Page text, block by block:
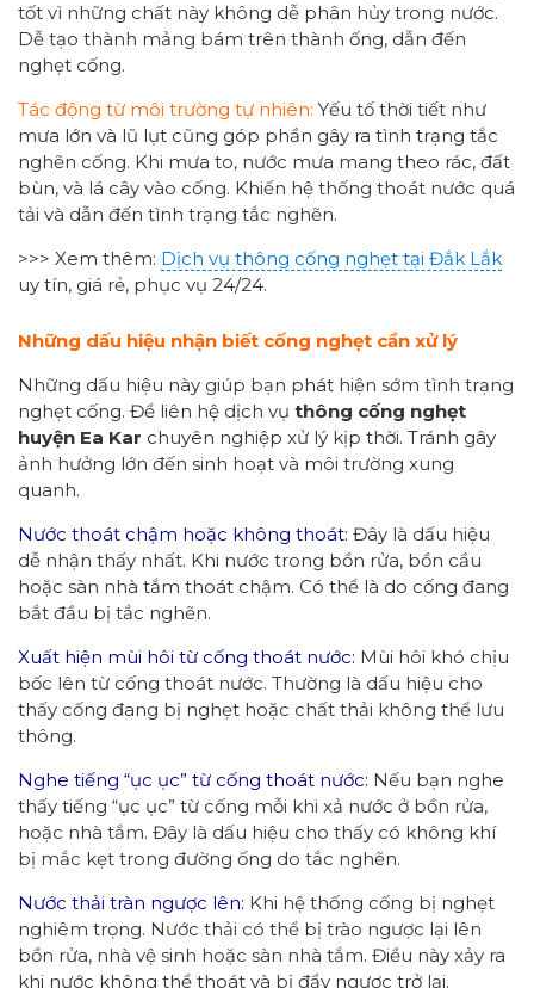
tốt vì những chất này không dễ phân hủy trong nước.
Dễ tạo thành mảng bám trên thành ống, dẫn đến
nghẹt cống.
Tác động từ môi trường tự nhiên: Yếu tố thời tiết như
mưa lớn và lũ lụt cũng góp phần gây ra tình trạng tắc
nghẽn cống. Khi mưa to, nước mưa mang theo rác, đất
bùn, và lá cây vào cống. Khiến hệ thống thoát nước quá
tải và dẫn đến tình trạng tắc nghẽn.
>>> Xem thêm: Dịch vụ thông cống nghẹt tại Đắk Lắk
uy tín, giá rẻ, phục vụ 24/24.
Những dấu hiệu nhận biết cống nghẹt cần xử lý
Những dấu hiệu này giúp bạn phát hiện sớm tình trạng
nghẹt cống. Để liên hệ dịch vụ thông cống nghẹt
huyện Ea Kar chuyên nghiệp xử lý kịp thời. Tránh gây
ảnh hưởng lớn đến sinh hoạt và môi trường xung
quanh.
Nước thoát chậm hoặc không thoát: Đây là dấu hiệu
dễ nhận thấy nhất. Khi nước trong bồn rửa, bồn cầu
hoặc sàn nhà tắm thoát chậm. Có thể là do cống đang
bắt đầu bị tắc nghẽn.
Xuất hiện mùi hôi từ cống thoát nước: Mùi hôi khó chịu
bốc lên từ cống thoát nước. Thường là dấu hiệu cho
thấy cống đang bị nghẹt hoặc chất thải không thể lưu
thông.
Nghe tiếng “ục ục” từ cống thoát nước: Nếu bạn nghe
thấy tiếng “ục ục” từ cống mỗi khi xả nước ở bồn rửa,
hoặc nhà tắm. Đây là dấu hiệu cho thấy có không khí
bị mắc kẹt trong đường ống do tắc nghẽn.
Nước thải tràn ngược lên: Khi hệ thống cống bị nghẹt
nghiêm trọng. Nước thải có thể bị trào ngược lại lên
bồn rửa, nhà vệ sinh hoặc sàn nhà tắm. Điều này xảy ra
khi nước không thể thoát và bị đẩy ngược trở lại.